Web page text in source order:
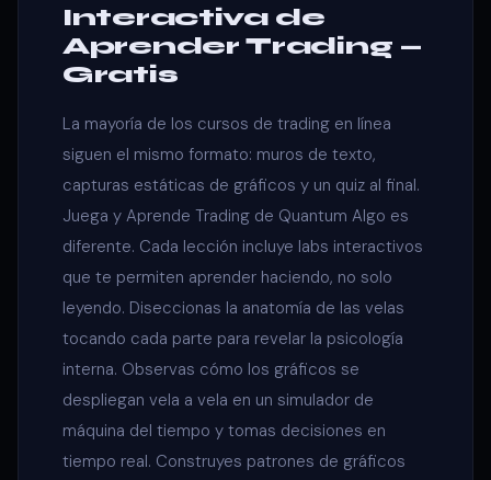
Interactiva de
Aprender Trading —
Gratis
La mayoría de los cursos de trading en línea
siguen el mismo formato: muros de texto,
capturas estáticas de gráficos y un quiz al final.
Juega y Aprende Trading de Quantum Algo es
diferente. Cada lección incluye labs interactivos
que te permiten aprender haciendo, no solo
leyendo. Diseccionas la anatomía de las velas
tocando cada parte para revelar la psicología
interna. Observas cómo los gráficos se
despliegan vela a vela en un simulador de
máquina del tiempo y tomas decisiones en
tiempo real. Construyes patrones de gráficos